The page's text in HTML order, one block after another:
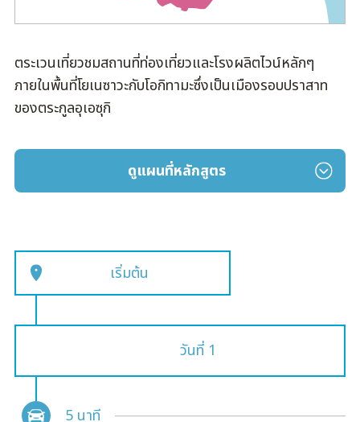
ตระเวนเที่ยวชมสถานที่ท่องเที่ยวและโรงผลิตไวน์หลักๆ
ภายในพื้นที่โยเนซาวะกับโอกิทามะซึ่งเป็นเมืองรอบปราสาท
ของตระกูลอุเอซุกิ
เริ่มต้น
วันที่ 1
5 นาที
ดูแผนที่หลักสูตร